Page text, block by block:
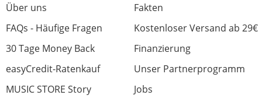
Über uns
Fakten
FAQs - Häufige Fragen
Kostenloser Versand ab 29€
30 Tage Money Back
Finanzierung
easyCredit-Ratenkauf
Unser Partnerprogramm
MUSIC STORE Story
Jobs